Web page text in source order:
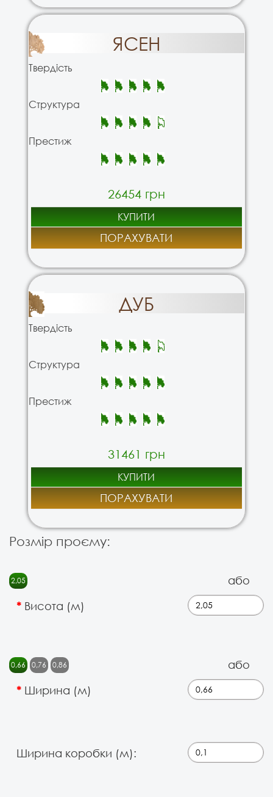
ЯСЕН
Твердість
Структура
Престиж
26454 грн
КУПИТИ
ПОРАХУВАТИ
ДУБ
Твердість
Структура
Престиж
31461 грн
КУПИТИ
ПОРАХУВАТИ
Розмір проєму:
2,05
або
Висота (м)
0,66 0,76 0,86
або
Ширина (м)
Ширина коробки (м):